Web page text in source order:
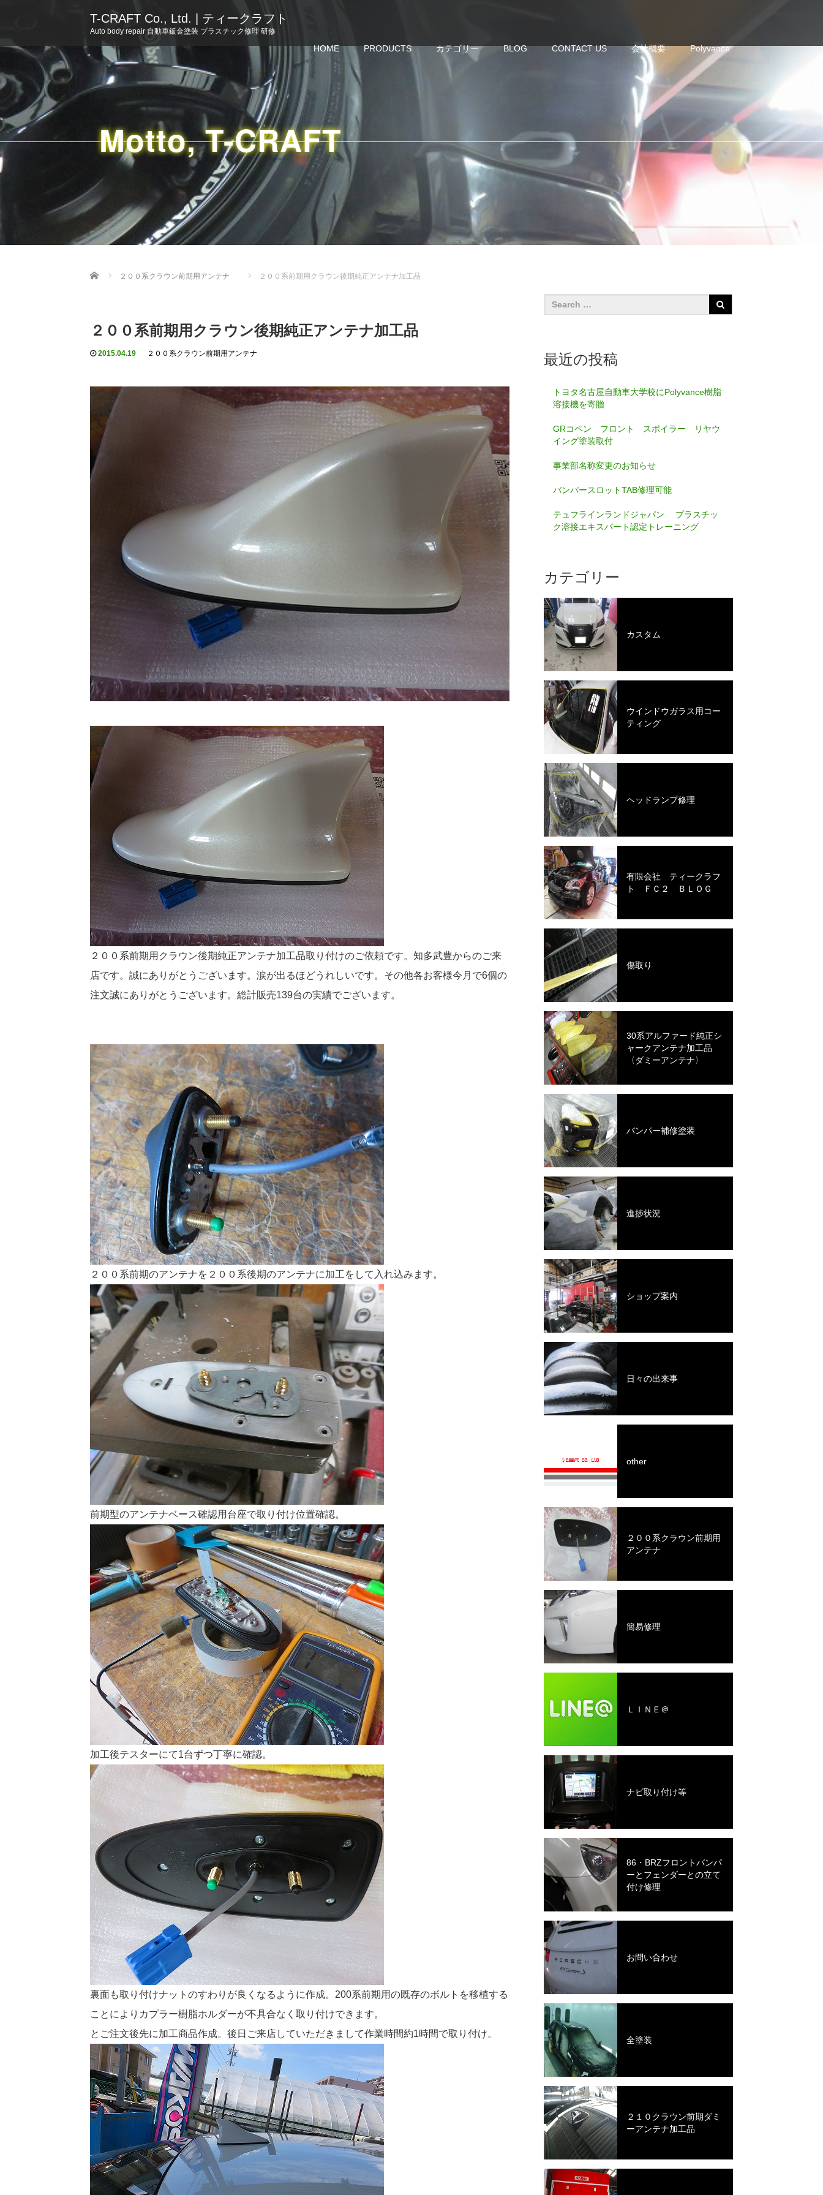
T-CRAFT Co., Ltd. | ティークラフト
Auto body repair 自動車鈑金塗装 プラスチック修理 研修
HOME PRODUCTS カテゴリー BLOG CONTACT US 会社概要 Polyvance
Motto, T-CRAFT
Home ２００系クラウン前期用アンテナ ２００系前期用クラウン後期純正アンテナ加工品
２００系前期用クラウン後期純正アンテナ加工品
2015.04.19 ２００系クラウン前期用アンテナ
２００系前期用クラウン後期純正アンテナ加工品取り付けのご依頼です。知多武豊からのご来
店です。誠にありがとうございます。涙が出るほどうれしいです。その他各お客様今月で6個の
注文誠にありがとうございます。総計販売139台の実績でございます。
２００系前期のアンテナを２００系後期のアンテナに加工をして入れ込みます。
前期型のアンテナベース確認用台座で取り付け位置確認。
加工後テスターにて1台ずつ丁寧に確認。
裏面も取り付けナットのすわりが良くなるように作成。200系前期用の既存のボルトを移植する
ことによりカプラー樹脂ホルダーが不具合なく取り付けできます。
とご注文後先に加工商品作成。後日ご来店していただきまして作業時間約1時間で取り付け。
最近の投稿
トヨタ名古屋自動車大学校にPolyvance樹脂
溶接機を寄贈
GRコペン フロント スポイラー リヤウ
イング塗装取付
事業部名称変更のお知らせ
バンパースロットTAB修理可能
テュフラインランドジャパン プラスチッ
ク溶接エキスパート認定トレーニング
カテゴリー
カスタム
ウインドウガラス用コー
ティング
ヘッドランプ修理
有限会社 ティークラフ
ト ＦＣ２ ＢＬＯＧ
傷取り
30系アルファード純正シ
ャークアンテナ加工品
〈ダミーアンテナ〉
バンパー補修塗装
進捗状況
ショップ案内
日々の出来事
other
２００系クラウン前期用
アンテナ
簡易修理
ＬＩＮＥ＠
ナビ取り付け等
86・BRZフロントバンパ
ーとフェンダーとの立て
付け修理
お問い合わせ
全塗装
２１０クラウン前期ダミ
ーアンテナ加工品